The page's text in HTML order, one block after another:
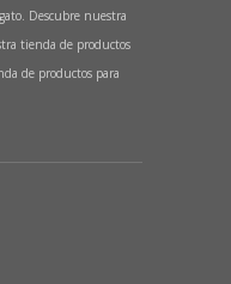
Descubre nuestra
tienda de productos
de productos para